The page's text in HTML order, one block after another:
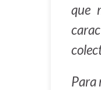
que
Para